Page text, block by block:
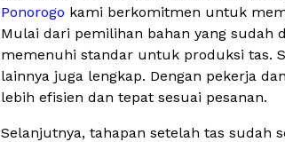
Ponorogo kami berkomitmen untuk
Mulai dari pemilihan bahan yang sudah
memenuhi standar untuk produksi tas.
lainnya juga lengkap. Dengan pekerja
lebih efisien dan tepat sesuai pesanan.
Selanjutnya, tahapan setelah tas sudah